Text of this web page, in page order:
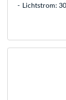
Lichtstrom: